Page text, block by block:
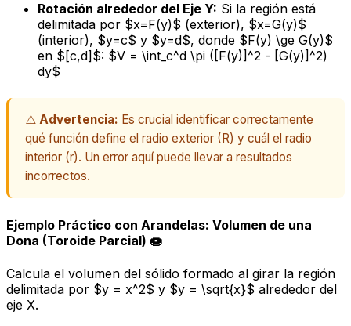
Rotación alrededor del Eje Y: Si la región está
delimitada por $x=F(y)$ (exterior), $x=G(y)$
(interior), $y=c$ y $y=d$, donde $F(y) \ge G(y)$
en $[c,d]$: $V = \int_c^d \pi ([F(y)]^2 - [G(y)]^2)
dy$
⚠️ Advertencia: Es crucial identificar correctamente
qué función define el radio exterior (R) y cuál el radio
interior (r). Un error aquí puede llevar a resultados
incorrectos.
Ejemplo Práctico con Arandelas: Volumen de una
Dona (Toroide Parcial) 🍩
Calcula el volumen del sólido formado al girar la región
delimitada por $y = x^2$ y $y = \sqrt{x}$ alrededor del
eje X.